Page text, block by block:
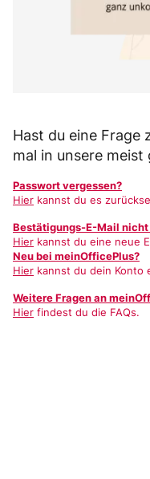
Hast du eine Frage
mal in unsere
Passwort vergessen?
Hier kannst du es
Bestätigungs-E-Mail
Hier kannst du eine neue
Neu bei meinOfficePlus?
Hier kannst du dein Konto
Weitere Fragen an
Hier findest du die FAQs.